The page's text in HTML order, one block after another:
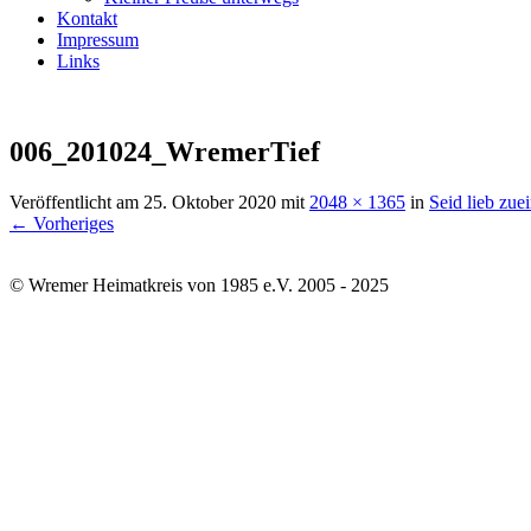
Kontakt
Impressum
Links
006_201024_WremerTief
Veröffentlicht am 25. Oktober 2020 mit 2048 × 1365 in Seid lieb
← Vorheriges
© Wremer Heimatkreis von 1985 e.V. 2005 - 2025